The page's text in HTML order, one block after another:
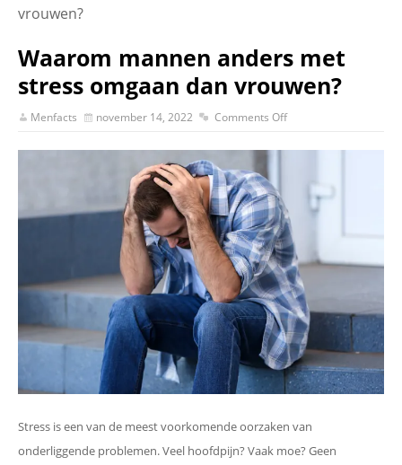
vrouwen?
Waarom mannen anders met
stress omgaan dan vrouwen?
Menfacts november 14, 2022 Comments Off
Stress is een van de meest voorkomende oorzaken van
onderliggende problemen. Veel hoofdpijn? Vaak moe? Geen